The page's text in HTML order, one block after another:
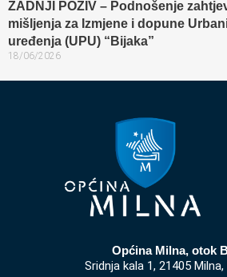
ZADNJI POZIV – Podnošenje
mišljenja za Izmjene i dopune
uređenja (UPU) “Bijaka”
18/06/2026
Općina Milna, otok
Sridnja kala 1, 21405